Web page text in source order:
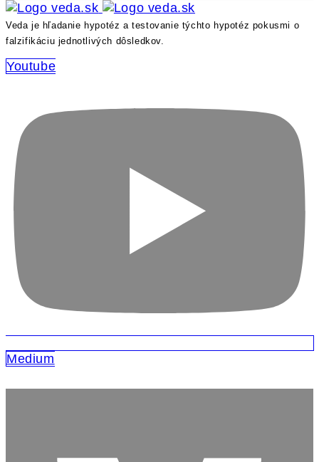
Veda je hľadanie hypotéz a testovanie týchto hypotéz pokusmi o
falzifikáciu jednotlivých dôsledkov.
Youtube
Medium